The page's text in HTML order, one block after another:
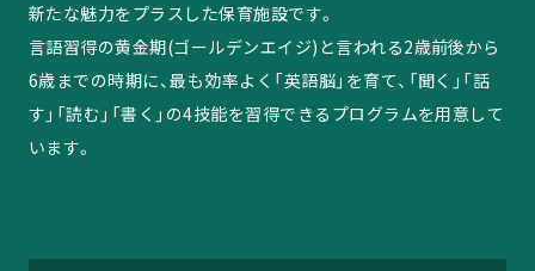
新たな魅力をプラスした保育施設です。
言語習得の黄金期(ゴールデンエイジ)と言われる2歳前後から
6歳までの時期に、最も効率よく「英語脳」を育て、「聞く」「話
す」「読む」「書く」の4技能を習得できるプログラムを用意して
います。